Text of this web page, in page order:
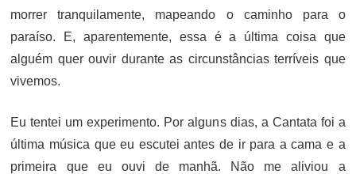
morrer tranquilamente, mapeando o caminho para o
paraíso. E, aparentemente, essa é a última coisa que
alguém quer ouvir durante as circunstâncias terríveis que
vivemos.
Eu tentei um experimento. Por alguns dias, a Cantata foi a
última música que eu escutei antes de ir para a cama e a
primeira que eu ouvi de manhã. Não me aliviou a